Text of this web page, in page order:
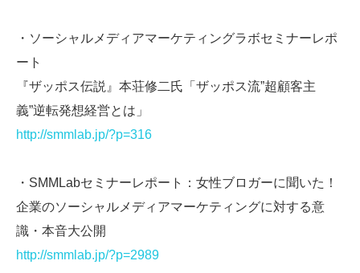
・ソーシャルメディアマーケティングラボセミナーレポ
ート
『ザッポス伝説』本荘修二氏「ザッポス流”超顧客主
義”逆転発想経営とは」
http://smmlab.jp/?p=316
・SMMLabセミナーレポート：女性ブロガーに聞いた！
企業のソーシャルメディアマーケティングに対する意
識・本音大公開
http://smmlab.jp/?p=2989